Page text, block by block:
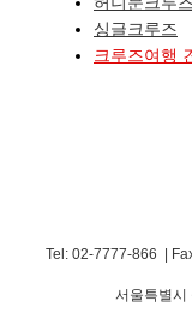
싱글크루즈
크루즈여행
Tel: 02-7777-866 |
서울특별시